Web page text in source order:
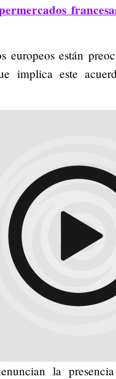
europeos están
implica este
la